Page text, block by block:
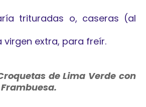
trituradas o, caseras (al
virgen extra, para freír.
de Lima Verde con
Frambuesa.